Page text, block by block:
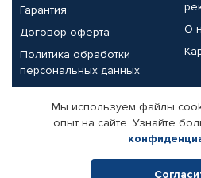
Гарантия
Договор-оферта
Политика обработки
персональных данных
О
Партнерам
Корпоративным клиентам
Поставщикам
Мы используем файлы
опыт на сайте. Узнайте